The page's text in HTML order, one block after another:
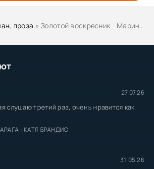
27.07.26
слушаю третий раз, очень нравится как
- КАТЯ БРАНДИС
31.05.26
проза » Золотой воскресник - Марина Москвина